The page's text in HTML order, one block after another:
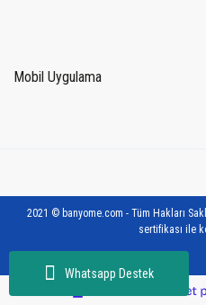
Whatsapp Destek
Mobil Uygulama
2021 © banyome.com - Tüm Hakları
sertifikası ile